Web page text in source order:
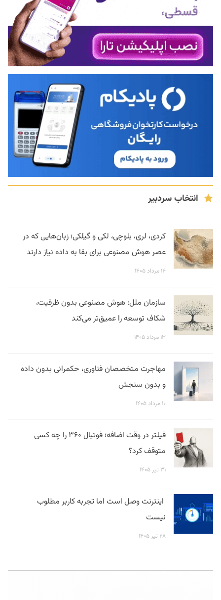
انتخاب سردبیر
کردی، لری، بلوچی، لکی و گیلکی؛ زبان‌هایی که در
عصر هوش مصنوعی برای بقا به داده نیاز دارند
۱۴ مرداد ۱۴۰۵
سازمان ملل: هوش مصنوعی بدون ظرفیت،
شکاف توسعه را عمیق‌تر می‌کند
۱۳ مرداد ۱۴۰۵
مهاجرت متخصصان فناوری، حکمرانی بدون داده
و بدون سنجش
۱۰ مرداد ۱۴۰۵
فیلتر در وقت اضافه؛ فوتبال ۳۶۰ را چه کسی
متوقف کرد؟
۳۱ تیر ۱۴۰۵
اینترنت وصل است اما تجربه کاربر مطلوب
نیست
۲۸ تیر ۱۴۰۵